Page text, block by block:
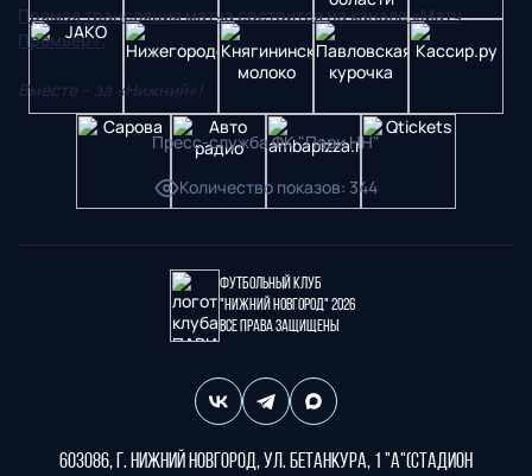
Прямая трансляция матча состоится на канале «Матч
Премьер».
Вместе – за «Нижний»!
Пресс-служба ФК "Пари НН"
Количество показов: 344
Футбольный клуб
"Нижний Новгород" 2026
Все права защищены
603086, г. Нижний Новгород, ул. Бетанкура, 1 "А"(стадион